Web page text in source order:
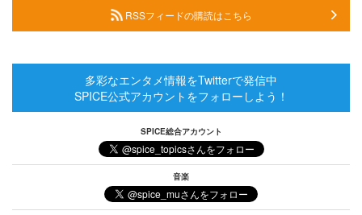
RSSフィードの購読はこちら
多彩なエンタメ情報をTwitterで発信中
SPICE公式アカウントをフォローしよう！
SPICE総合アカウント
音楽